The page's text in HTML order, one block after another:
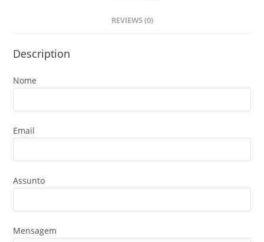
REVIEWS (0)
Description
Nome
Email
Assunto
Mensagem